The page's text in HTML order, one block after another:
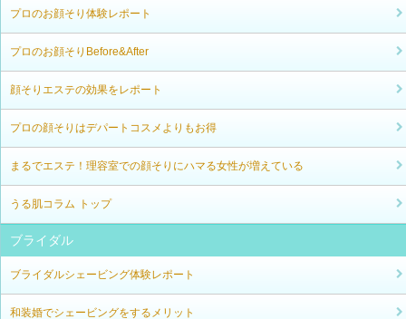
プロのお顔そり体験レポート
プロのお顔そりBefore&After
顔そりエステの効果をレポート
プロの顔そりはデパートコスメよりもお得
まるでエステ！理容室での顔そりにハマる女性が増えている
うる肌コラム トップ
ブライダル
ブライダルシェービング体験レポート
和装婚でシェービングをするメリット